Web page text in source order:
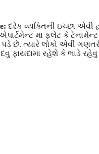
દરેક વ્યક્તિની ઇચ્છા
મા ફ્લેટ કે
છે. ત્યારે લોકો એવી
ફાયદામા રહેશે કે ભાડે રહેવુ